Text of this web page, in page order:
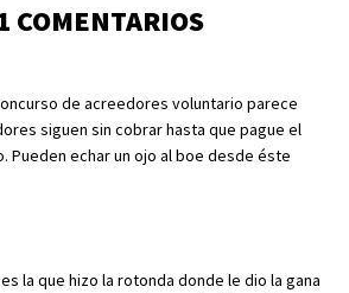
COMENTARIOS
de acreedores voluntario parece
siguen sin cobrar hasta que pague el
Pueden echar un ojo al boe desde éste
la que hizo la rotonda donde le dio la gana